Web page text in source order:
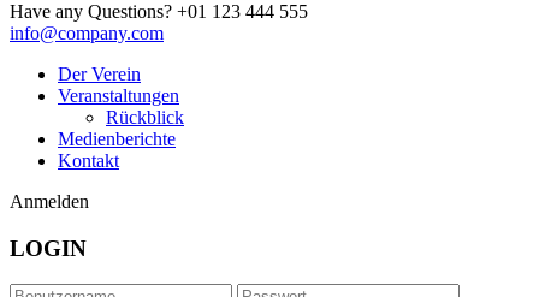
Have any Questions? +01 123 444 555
info@company.com
Der Verein
Veranstaltungen
Rückblick
Medienberichte
Kontakt
Anmelden
LOGIN